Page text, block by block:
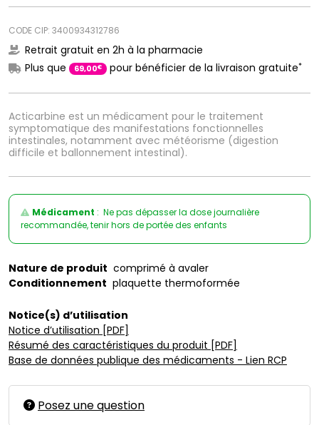
Acticarbine est un médicament pour le traitement
symptomatique des manifestations fonctionnelles
intestinales, notamment avec météorisme (digestion
difficile et ballonnement intestinal).
CODE CIP: 3400934312786
Retrait gratuit en 2h à la pharmacie
Plus que
69,00€ pour bénéficier de la livraison gratuite*
Médicament : Ne pas dépasser la dose journalière
recommandée, tenir hors de portée des enfants
Nature de produit comprimé à avaler
Conditionnement plaquette thermoformée
Notice(s) d’utilisation
Notice d’utilisation [PDF]
Résumé des caractéristiques du produit [PDF]
Base de données publique des médicaments - Lien RCP
Posez une question